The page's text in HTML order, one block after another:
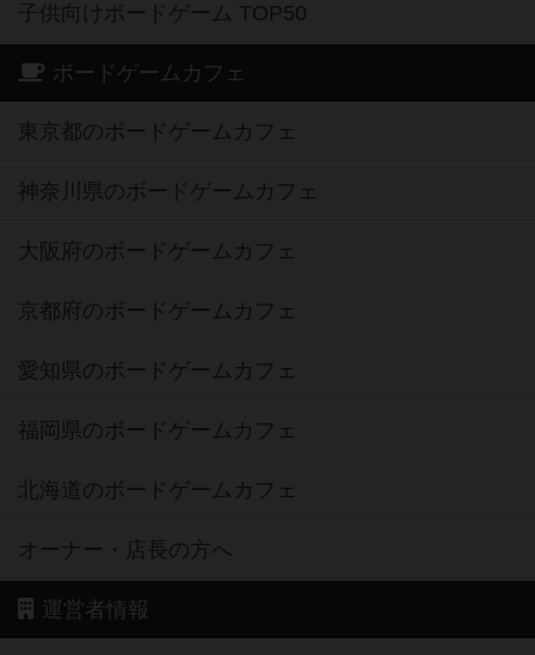
子供向けボードゲーム TOP50
ボードゲームカフェ
東京都のボードゲームカフェ
神奈川県のボードゲームカフェ
大阪府のボードゲームカフェ
京都府のボードゲームカフェ
愛知県のボードゲームカフェ
福岡県のボードゲームカフェ
北海道のボードゲームカフェ
オーナー・店長の方へ
運営者情報